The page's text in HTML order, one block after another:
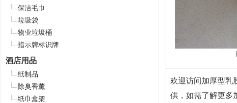
欢迎访问加厚型乳
供，如需了解更多
保洁毛巾
垃圾袋
物业垃圾桶
指示牌标识牌
酒店用品
纸制品
除臭香薰
纸巾盒架